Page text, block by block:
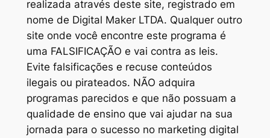
realizada através deste site, registrado em
nome de Digital Maker LTDA. Qualquer outro
site onde você encontre este programa é
uma FALSIFICAÇÃO e vai contra as leis.
Evite falsificações e recuse conteúdos
ilegais ou pirateados. NÃO adquira
programas parecidos e que não possuam a
qualidade de ensino que vai ajudar na sua
jornada para o sucesso no marketing digital